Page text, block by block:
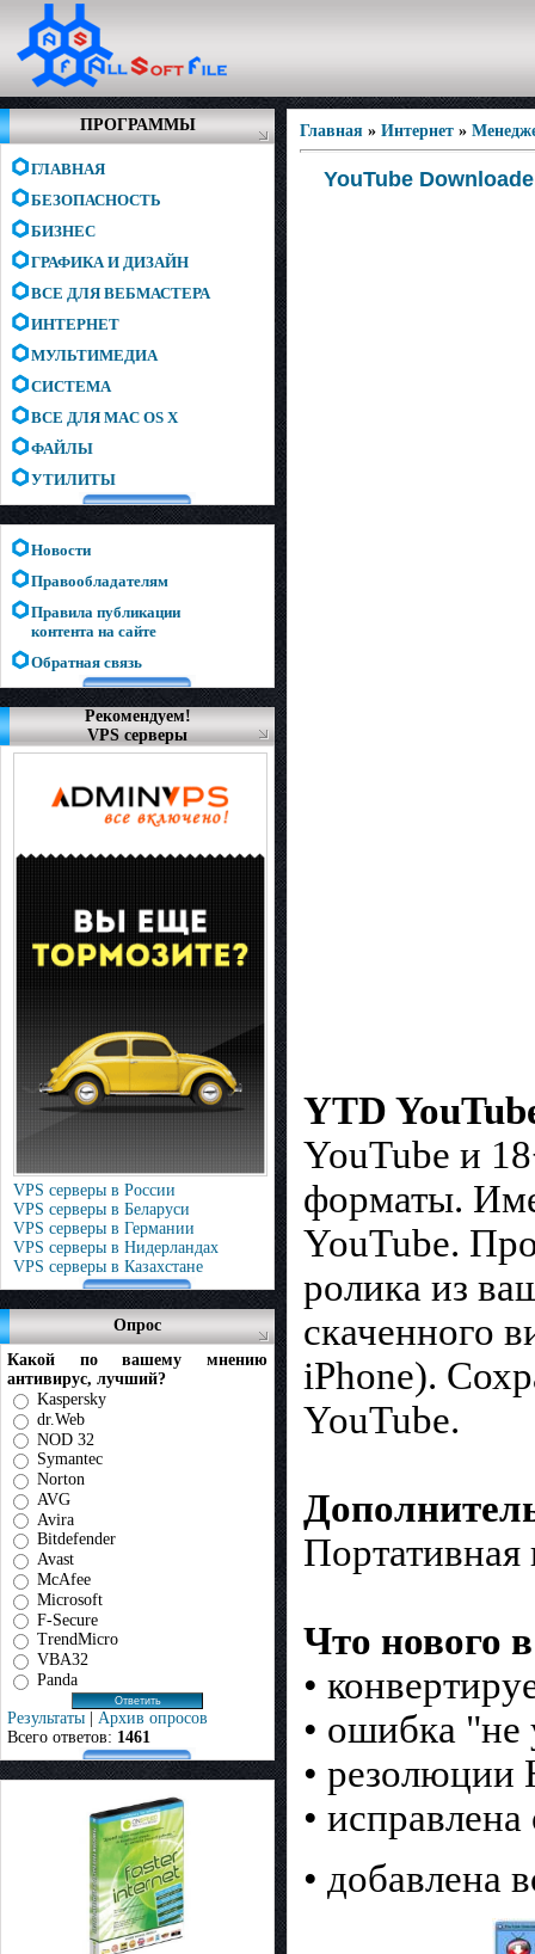
ПРОГРАММЫ
ГЛАВНАЯ
БЕЗОПАСНОСТЬ
БИЗНЕС
ГРАФИКА И ДИЗАЙН
ВСЕ ДЛЯ ВЕБМАСТЕРА
ИНТЕРНЕТ
МУЛЬТИМЕДИА
СИСТЕМА
ВСЕ ДЛЯ MAC OS X
ФАЙЛЫ
УТИЛИТЫ
Новости
Правообладателям
Правила публикации
контента на сайте
Обратная связь
Рекомендуем!
VPS серверы
VPS серверы в России
VPS серверы в Беларуси
VPS серверы в Германии
VPS серверы в Нидерландах
VPS серверы в Казахстане
Опрос
Какой по вашему мнению
антивирус, лучший?
Kaspersky
dr.Web
NOD 32
Symantec
Norton
AVG
Avira
Bitdefender
Avast
McAfee
Microsoft
F-Secure
TrendMicro
VBA32
Panda
Результаты | Архив опросов
Всего ответов: 1461
Главная » Интернет »
YouTube
YTD
YouTube и
форматы.
YouTube.
ролика из
скаченного
iPhone).
YouTube.
Портативная
Что нового
•
• ошибка "не
• резолюции
•
• добавлена